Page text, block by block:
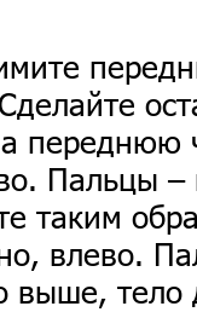
переднюю
Пальцы –
таким
влево.
выше, тело